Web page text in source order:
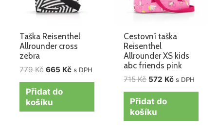
Taška Reisenthel
Allrounder cross
zebra
779Kč 665 Kč s DPH
Přidat do
košíku
Cestovní taška
Reisenthel
Allrounder XS kids
abc friends pink
715Kč 572 Kč s DPH
Přidat do
košíku